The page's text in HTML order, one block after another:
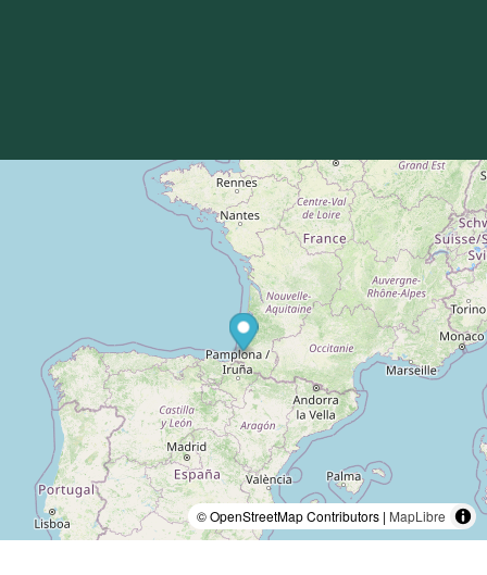
© OpenStreetMap Contributors | MapLibre